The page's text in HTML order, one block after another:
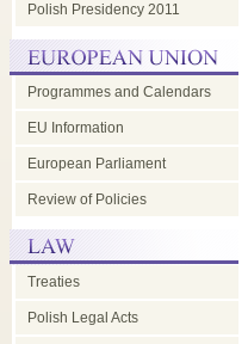
Polish Presidency 2011
Programmes and Calendars
EU Information
European Parliament
Review of Policies
Treaties
Polish Legal Acts